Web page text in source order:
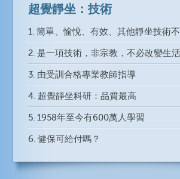
超覺靜坐：技術
1. 簡單、愉悅、有效、其他靜坐技術
2. 是一項技術，非宗教，不必改變生
3. 由受訓合格專業教師指導
4. 超覺靜坐科研：品質最高
5. 1958年至今有600萬人學習
6. 健保可給付嗎？